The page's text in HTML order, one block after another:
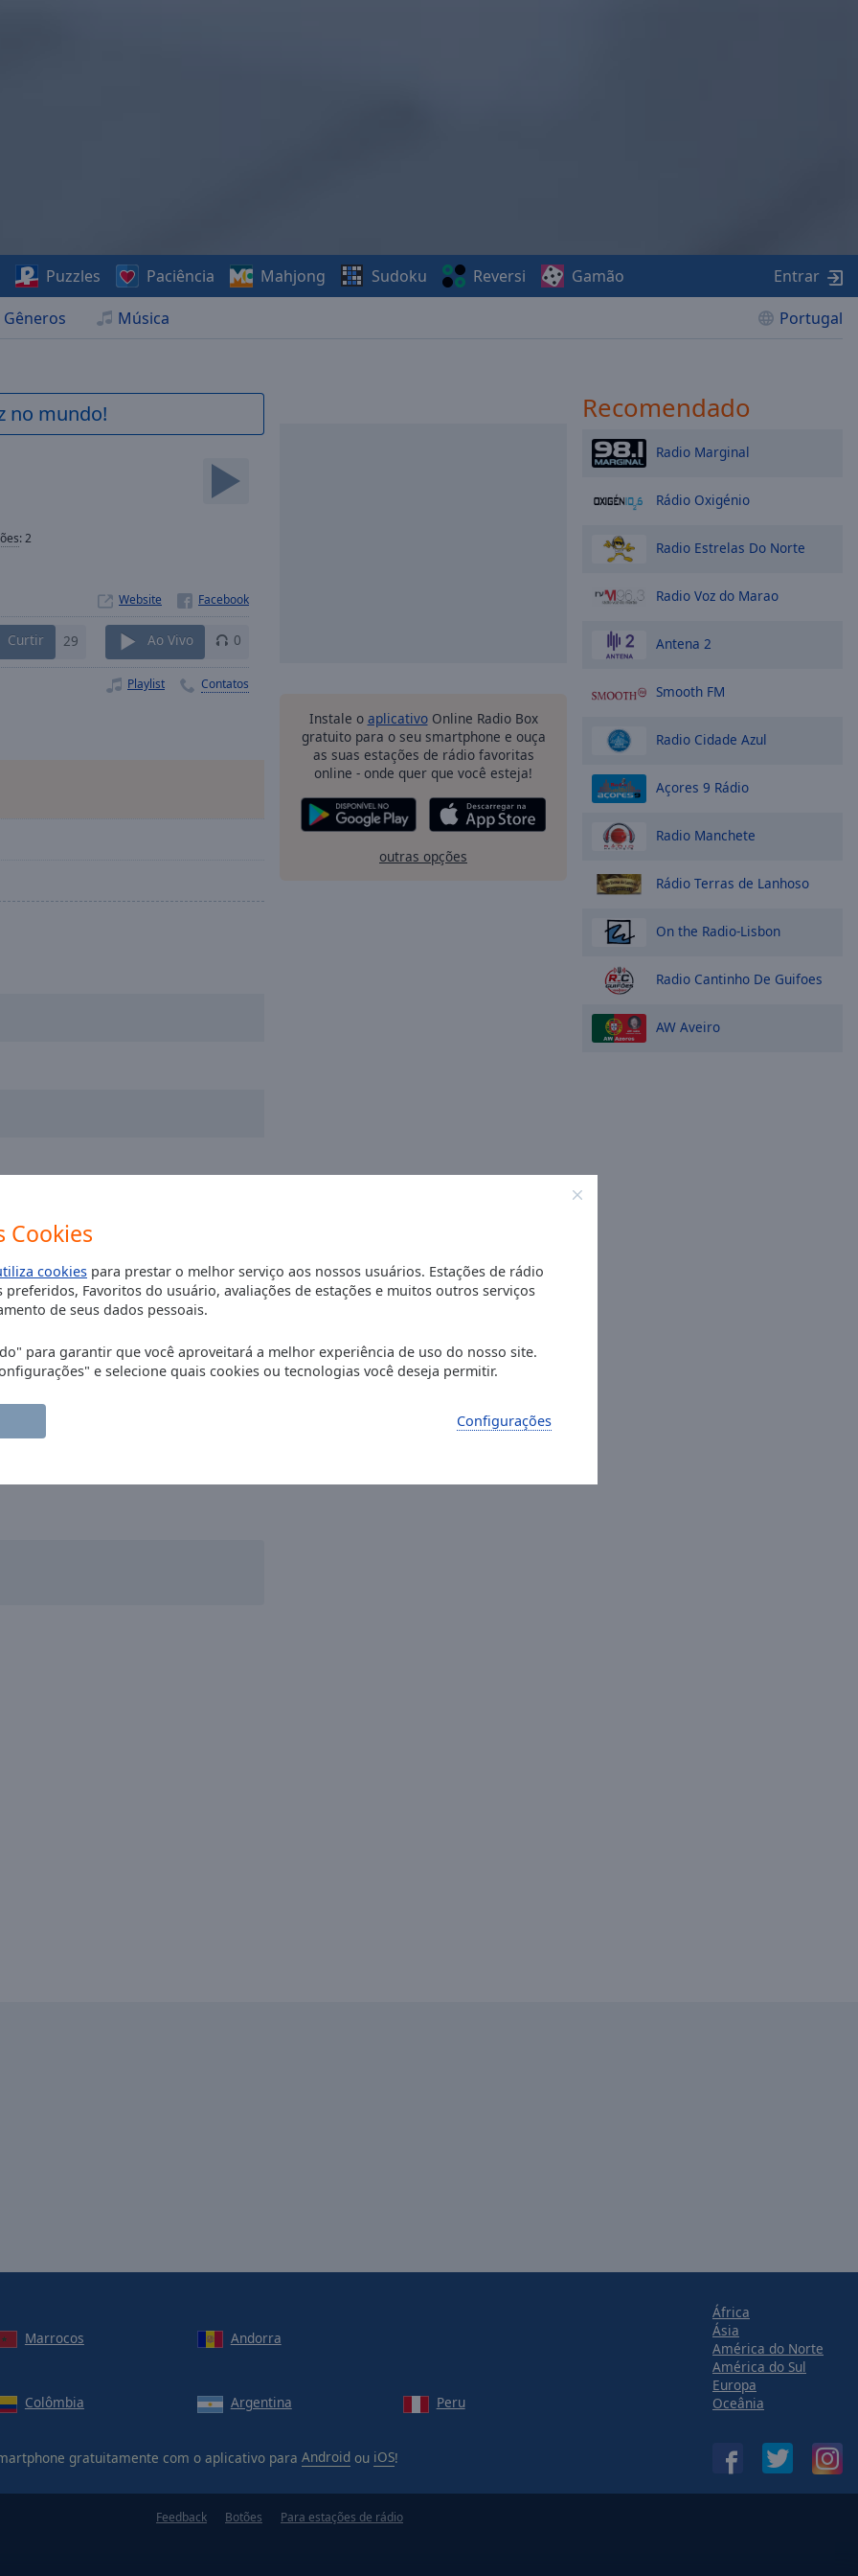
Cookies
cookies para prestar o melhor serviço aos nossos usuários. Estações de rádio
preferidos, Favoritos do usuário, avaliações de estações e muitos outros serviços
de seus dados pessoais.
para garantir que você aproveitará a melhor experiência de uso do nosso site.
e selecione quais cookies ou tecnologias você deseja permitir.
Configurações
Gêneros Música Portugal
Puzzles Paciência Mahjong Sudoku Reversi Gamão Entrar
no mundo!
:2
Website
Curtir 29 Ao Vivo 0
Playlist Contatos
Albright)
Instale o aplicativoOnline Radio Box
gratuito para o seu smartphone e ouça
as suas estações de rádio favoritas
online - onde quer que você esteja!
outras opções
Recomendado
Radio Marginal
Rádio Oxigénio
Radio Estrelas Do Norte
Radio Voz do Marao
Antena 2
Smooth FM
Radio Cidade Azul
Açores 9 Rádio
Radio Manchete
Rádio Terras de Lanhoso
On the Radio-Lisbon
Radio Cantinho De Guifoes
AW Aveiro
Marrocos Andorra
Colômbia Argentina Peru
gratuitamente com o aplicativo para Android ou iOS!
África
Ásia
América do Norte
América do Sul
Europa
Oceânia
Feedback Botões Para estações de rádio